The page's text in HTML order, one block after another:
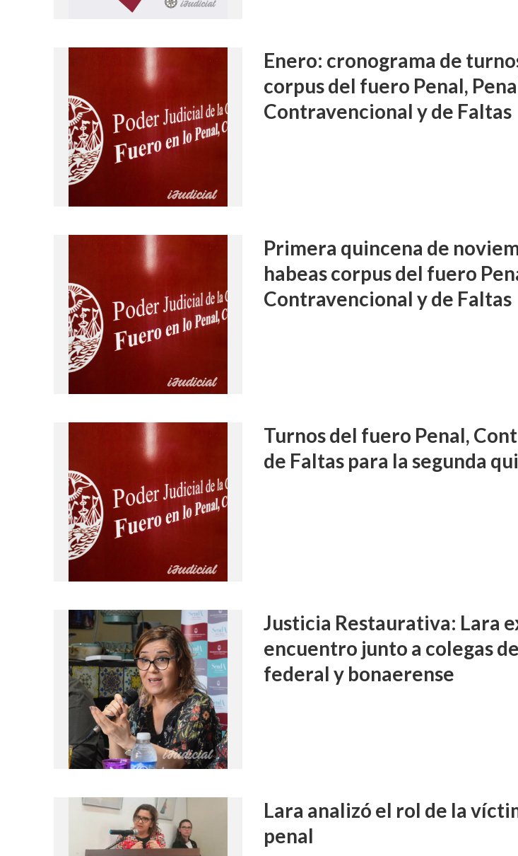
Enero: cronograma de
corpus del fuero Penal,
Contravencional y de Faltas
Primera quincena de
habeas corpus del fuero
Contravencional y de Faltas
Turnos del fuero Penal,
de Faltas para la segunda
Justicia Restaurativa: Lara
encuentro junto a colegas
federal y bonaerense
Lara analizó el rol de la
penal